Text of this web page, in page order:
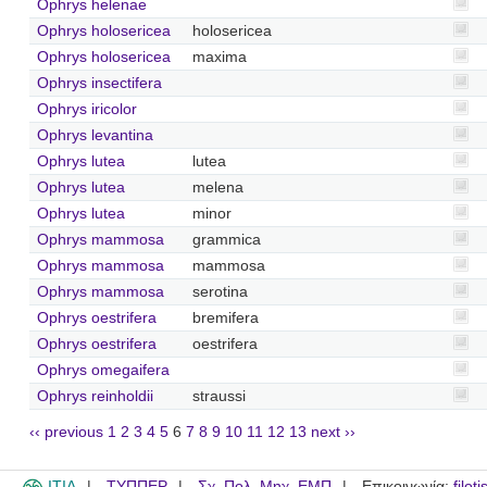
Ophrys helenae
Ophrys holosericea
holosericea
Ophrys holosericea
maxima
Ophrys insectifera
Ophrys iricolor
Ophrys levantina
Ophrys lutea
lutea
Ophrys lutea
melena
Ophrys lutea
minor
Ophrys mammosa
grammica
Ophrys mammosa
mammosa
Ophrys mammosa
serotina
Ophrys oestrifera
bremifera
Ophrys oestrifera
oestrifera
Ophrys omegaifera
Ophrys reinholdii
straussi
‹‹ previous 1 2 3 4 5 6 7 8 9 10 11 12 13 next ››